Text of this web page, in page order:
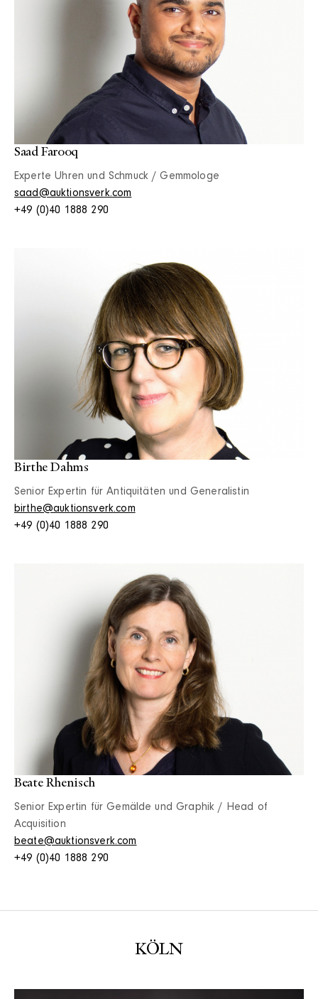
Saad Farooq
Experte Uhren und Schmuck / Gemmologe
saad@auktionsverk.com
+49 (0)40 1888 290
Birthe Dahms
Senior Expertin für Antiquitäten und Generalistin
birthe@auktionsverk.com
+49 (0)40 1888 290
Beate Rhenisch
Senior Expertin für Gemälde und Graphik / Head of
Acquisition
beate@auktionsverk.com
+49 (0)40 1888 290
KÖLN